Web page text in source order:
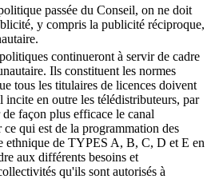
passée du Conseil, on ne doit
y compris la publicité réciproque,
continueront à servir de cadre
Ils constituent les normes
tous les titulaires de licences doivent
incite en outre les télédistributeurs, par
façon plus efficace le canal
qui est de la programmation des
ethnique de TYPES A, B, C, D et E en
aux différents besoins et
qu'ils sont autorisés à